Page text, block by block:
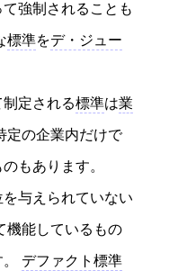
て強制されることも
標準をデ・ジュー
定される標準は業
定の企業内だけで
もあります。
を与えられていない
機能しているもの
デファクト標準